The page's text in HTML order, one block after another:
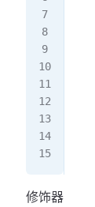
修饰器